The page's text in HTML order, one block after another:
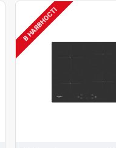
В НАЯВНОСТІ